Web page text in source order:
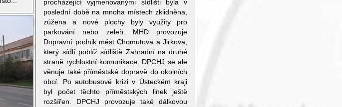
procházející vyjmenovanými sídlišti byla v
poslední době na mnoha místech zklidněna,
zúžena a nové plochy byly využity pro
parkování nebo zeleň. MHD provozuje
Dopravní podnik měst Chomutova a Jirkova,
který sídlí poblíž sídliště Zahradní na druhé
straně rychlostní komunikace. DPCHJ se ale
věnuje také příměstské dopravě do okolních
obcí. Po autobusové krizi v Ústeckém kraji
byl počet těchto příměstských linek ještě
rozšířen. DPCHJ provozuje také dálkovou